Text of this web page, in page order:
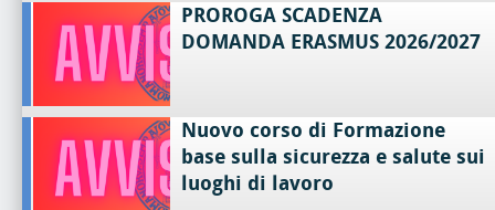
PROROGA SCADENZA
DOMANDA ERASMUS 2026/2027
Nuovo corso di Formazione
base sulla sicurezza e salute sui
luoghi di lavoro